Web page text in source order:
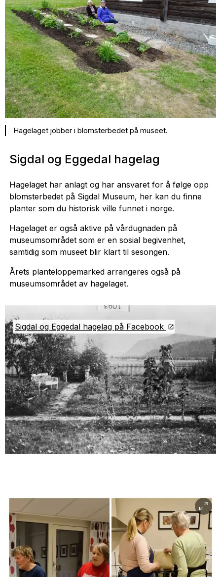
Hagelaget jobber i blomsterbedet på museet.
Sigdal og Eggedal hagelag
Hagelaget har anlagt og har ansvaret for å følge opp
blomsterbedet på Sigdal Museum, her kan du finne
planter som du historisk ville funnet i norge.
Hagelaget er også aktive på vårdugnaden på
museumsområdet som er en sosial begivenhet,
samtidig som museet blir klart til sesongen.
Årets planteloppemarked arrangeres også på
museumsområdet av hagelaget.
Sigdal og Eggedal hagelag på Facebook